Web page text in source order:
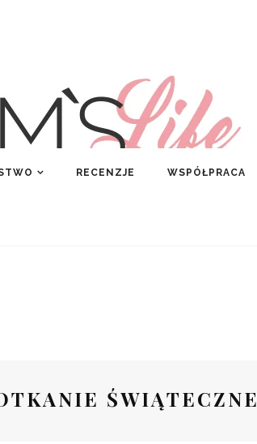
RECENZJE WSPÓŁPRACA
ŚWIĄTECZNE